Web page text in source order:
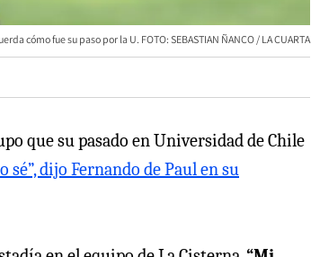
cómo fue su paso por la U. FOTO: SEBASTIAN ÑANCO / LA CUARTA
que su pasado en Universidad de Chile
sé”, dijo Fernando de Paul en su